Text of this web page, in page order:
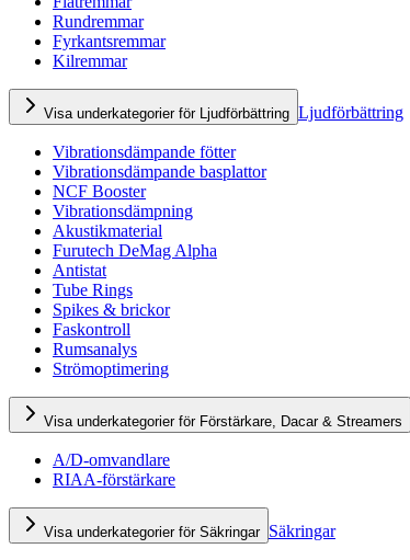
Rundremmar
Fyrkantsremmar
Kilremmar
Visa underkategorier för Ljudförbättring Ljudförbättring
Vibrationsdämpande fötter
Vibrationsdämpande basplattor
NCF Booster
Vibrationsdämpning
Akustikmaterial
Furutech DeMag Alpha
Antistat
Tube Rings
Spikes & brickor
Faskontroll
Rumsanalys
Strömoptimering
Visa underkategorier för Förstärkare, Dacar & Streamers
A/D-omvandlare
RIAA-förstärkare
Visa underkategorier för Säkringar Säkringar